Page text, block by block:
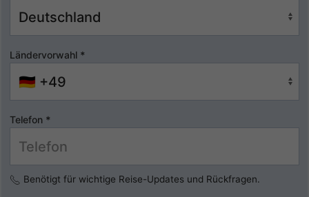
Ländervorwahl *
Telefon *
Benötigt für wichtige Reise-Updates und Rückfragen.